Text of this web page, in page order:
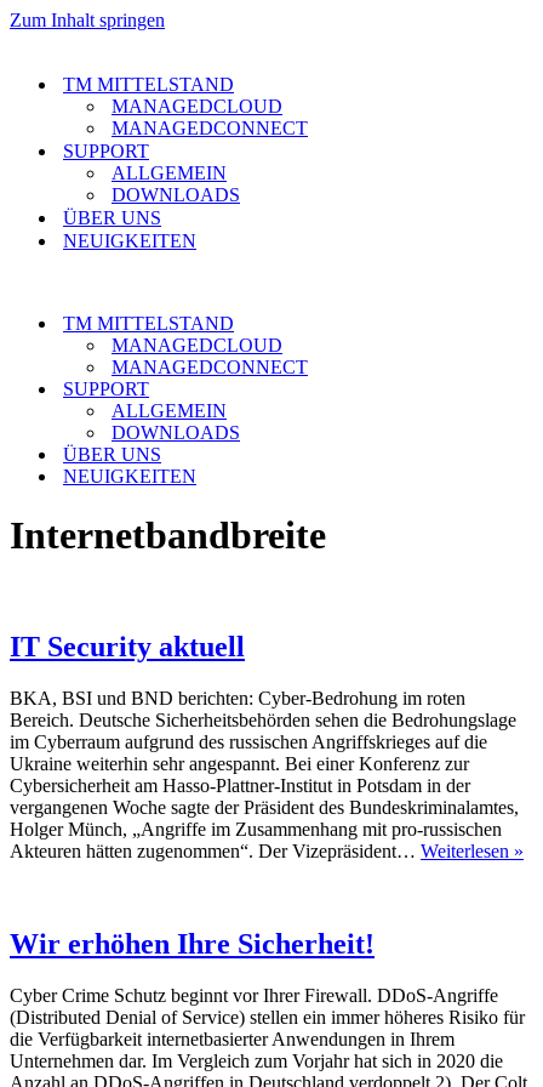
Zum Inhalt springen
TM MITTELSTAND
MANAGEDCLOUD
MANAGEDCONNECT
SUPPORT
ALLGEMEIN
DOWNLOADS
ÜBER UNS
NEUIGKEITEN
TM MITTELSTAND
MANAGEDCLOUD
MANAGEDCONNECT
SUPPORT
ALLGEMEIN
DOWNLOADS
ÜBER UNS
NEUIGKEITEN
Internetbandbreite
IT Security aktuell
BKA, BSI und BND berichten: Cyber-Bedrohung im roten
Bereich. Deutsche Sicherheitsbehörden sehen die Bedrohungslage
im Cyberraum aufgrund des russischen Angriffskrieges auf die
Ukraine weiterhin sehr angespannt. Bei einer Konferenz zur
Cybersicherheit am Hasso-Plattner-Institut in Potsdam in der
vergangenen Woche sagte der Präsident des Bundeskriminalamtes,
Holger Münch, „Angriffe im Zusammenhang mit pro-russischen
Akteuren hätten zugenommen“. Der Vizepräsident… Weiterlesen »
Wir erhöhen Ihre Sicherheit!
Cyber Crime Schutz beginnt vor Ihrer Firewall. DDoS-Angriffe
(Distributed Denial of Service) stellen ein immer höheres Risiko für
die Verfügbarkeit internetbasierter Anwendungen in Ihrem
Unternehmen dar. Im Vergleich zum Vorjahr hat sich in 2020 die
Anzahl an DDoS-Angriffen in Deutschland verdoppelt 2). Der Colt